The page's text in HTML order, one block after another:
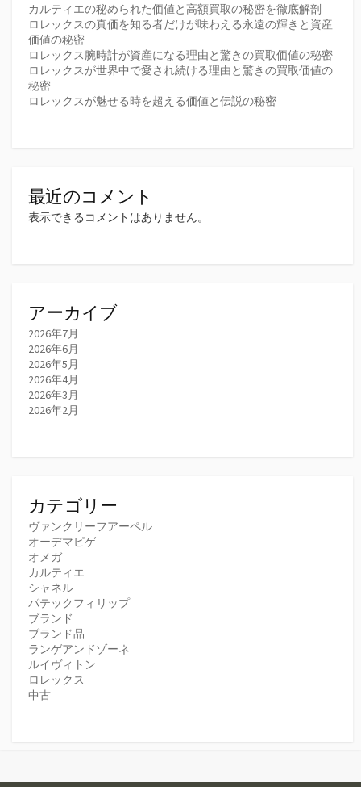
カルティエの秘められた価値と高額買取の秘密を徹底解剖
ロレックスの真価を知る者だけが味わえる永遠の輝きと資産
価値の秘密
ロレックス腕時計が資産になる理由と驚きの買取価値の秘密
ロレックスが世界中で愛され続ける理由と驚きの買取価値の
秘密
ロレックスが魅せる時を超える価値と伝説の秘密
最近のコメント
表示できるコメントはありません。
アーカイブ
2026年7月
2026年6月
2026年5月
2026年4月
2026年3月
2026年2月
カテゴリー
ヴァンクリーフアーペル
オーデマピゲ
オメガ
カルティエ
シャネル
パテックフィリップ
ブランド
ブランド品
ランゲアンドゾーネ
ルイヴィトン
ロレックス
中古